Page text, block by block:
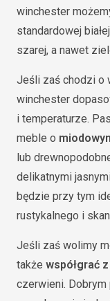
winchester
standardowej
szarej, a nawet
Jeśli zaś chodzi o
winchester
i temperaturze.
meble o
lub
delikatnymi
będzie przy tym
rustykalnego i
Jeśli zaś wolimy
także współgrać
czerwieni. Dobrym